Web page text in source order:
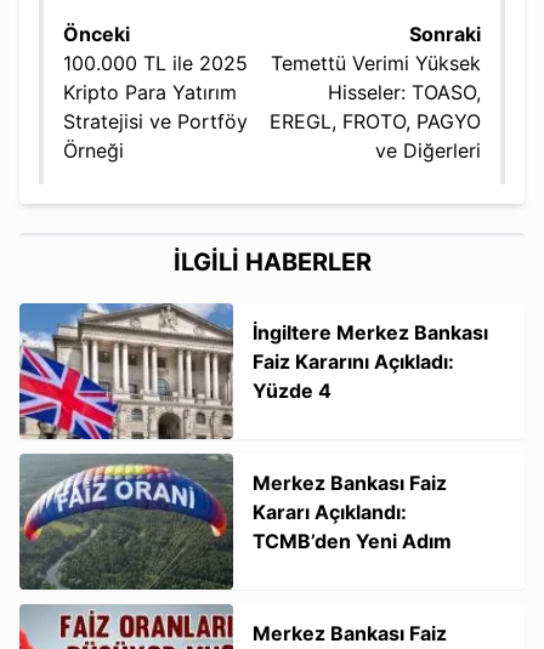
Önceki
100.000 TL ile 2025
Kripto Para Yatırım
Stratejisi ve Portföy
Örneği
Sonraki
Temettü Verimi Yüksek
Hisseler: TOASO,
EREGL, FROTO, PAGYO
ve Diğerleri
İLGİLİ HABERLER
İngiltere Merkez Bankası
Faiz Kararını Açıkladı:
Yüzde 4
Merkez Bankası Faiz
Kararı Açıklandı:
TCMB’den Yeni Adım
Merkez Bankası Faiz